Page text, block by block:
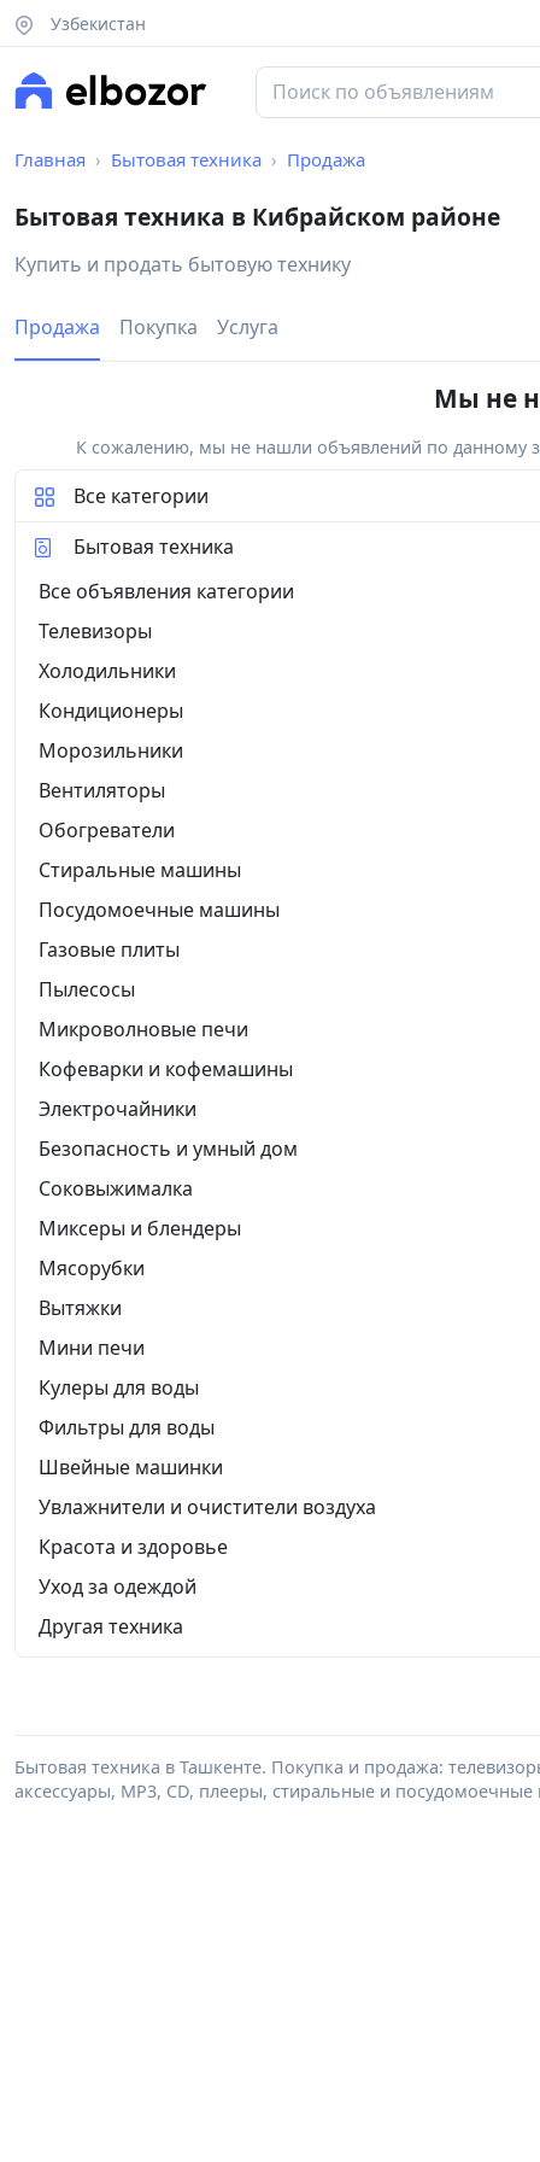
Узбекистан
Главная Бытовая техника Продажа
Бытовая техника в Кибрайском районе
Купить и продать бытовую технику
Продажа Покупка Услуга
Мы не
К сожалению, мы не нашли объявлений по данному
Все категории
Бытовая техника
Все объявления категории
Телевизоры
Холодильники
Кондиционеры
Морозильники
Вентиляторы
Обогреватели
Стиральные машины
Посудомоечные машины
Газовые плиты
Пылесосы
Микроволновые печи
Кофеварки и кофемашины
Электрочайники
Безопасность и умный дом
Соковыжималка
Миксеры и блендеры
Мясорубки
Вытяжки
Мини печи
Кулеры для воды
Фильтры для воды
Швейные машинки
Увлажнители и очистители воздуха
Красота и здоровье
Уход за одеждой
Другая техника
Бытовая техника в Ташкенте. Покупка и продажа:
аксессуары, MP3, CD, плееры, стиральные и